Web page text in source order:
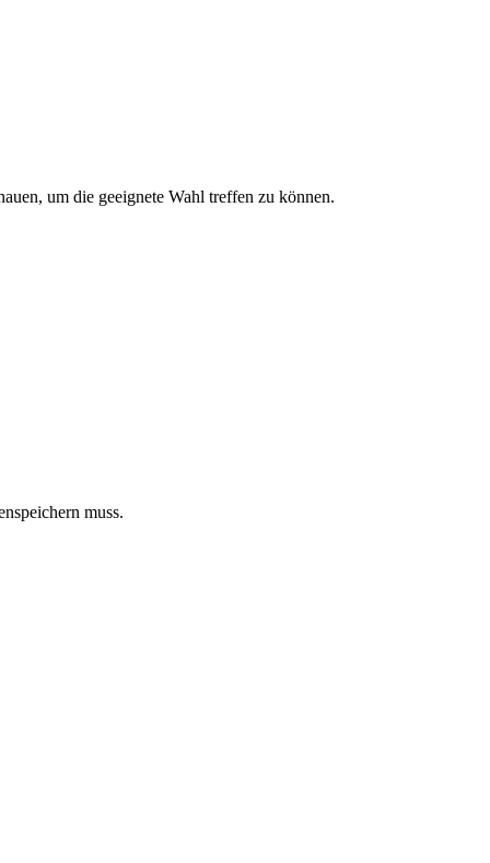
um die geeignete Wahl treffen zu können.
muss.